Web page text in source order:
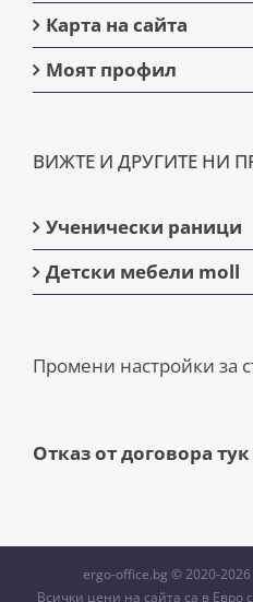
Карта на сайта
Моят профил
ВИЖТЕ И ДРУГИТЕ НИ
Ученически раници
Детски мебели moll
Промени настройки за
Отказ от договора тук
ergo-office.bg © 2020-
Всички цени на сайта са в Евро